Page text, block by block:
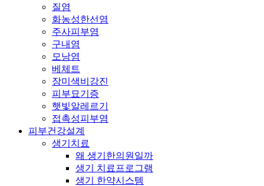
질염
화농성한선염
주사피부염
구내염
모낭염
베체트
장미색비강진
피부묘기증
햇빛알레르기
접촉성피부염
피부건강설계
생기치료
왜 생기한의원일까
생기 치료프로그램
생기 한약시스템